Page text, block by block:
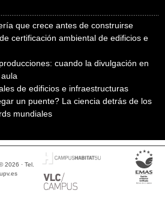
que crece antes de construirse
certificación ambiental de edificios e
cuando la divulgación en
de edificios e infraestructuras
un puente? La ciencia detrás de los
mundiales
2026 · Tel.